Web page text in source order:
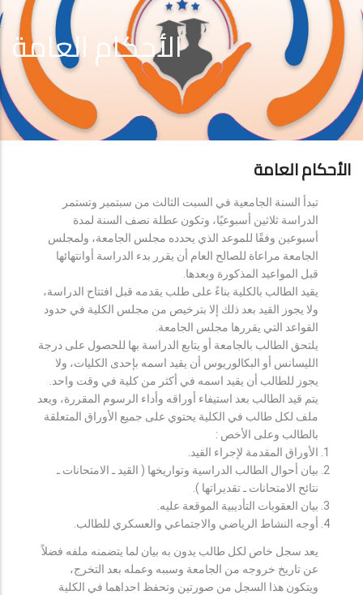
الأحكام العامة
الأحكام العامة
تبدأ السنة الجامعية في السبت الثالث من سبتمبر وتستمر
الدراسة ثلاثين أسبوعيًا، وتكون عطلة نصف السنة لمدة
أسبوعين وفقًا للموعد الذي يحدده مجلس الجامعة، ولمجلس
الجامعة مراعاة للصالح العام أن يقرر بدء الدراسة أوانتهائها
قبل المواعيد المذكورة وبعدها.
يقيد الطالب بالكلية بناءً على طلب يقدمه قبل افتتاح الدراسة،
ولا يجوز القيد بعد ذلك إلا بترخيص من مجلس الكلية في حدود
القواعد التي يقررها مجلس الجامعة.
يلتحق الطالب بالجامعة أو يتابع الدراسة بها للحصول على درجة
الليسانس أو البكالوريوس أن يقيد اسمه بإحدى الكليات، ولا
يجوز للطالب أن يقيد اسمه في أكثر من كلية في وقت واحد.
يتم قيد الطالب بعد استيفاء أوراقه وأداء الرسوم المقررة، ويعد
ملف لكل طالب في الكلية يحتوي على جميع الأوراق المتعلقة
بالطالب وعلى الأخص :
الأوراق المقدمة لإجراء القيد.
بيان أحوال الطالب الدراسية وتواريخها ( القيد ـ الامتحانات ـ
نتائح الامتحانات ـ تقديراتها ).
بيان العقوبات التأديبية الموقعة عليه.
أوجه النشاط الرياضي والاجتماعي والعسكري للطالب.
يعد سجل خاص لكل طالب يدون به بيان لما يتضمنه ملفه فضلاً
عن تاريخ خروجه من الجامعة وسببه وعمله بعد التخرج،
ويتكون هذا السجل من صورتين وتحفظ احداهما في الكلية